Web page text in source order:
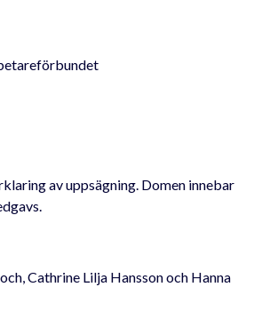
av uppsägning. Domen innebar
Cathrine Lilja Hansson och Hanna